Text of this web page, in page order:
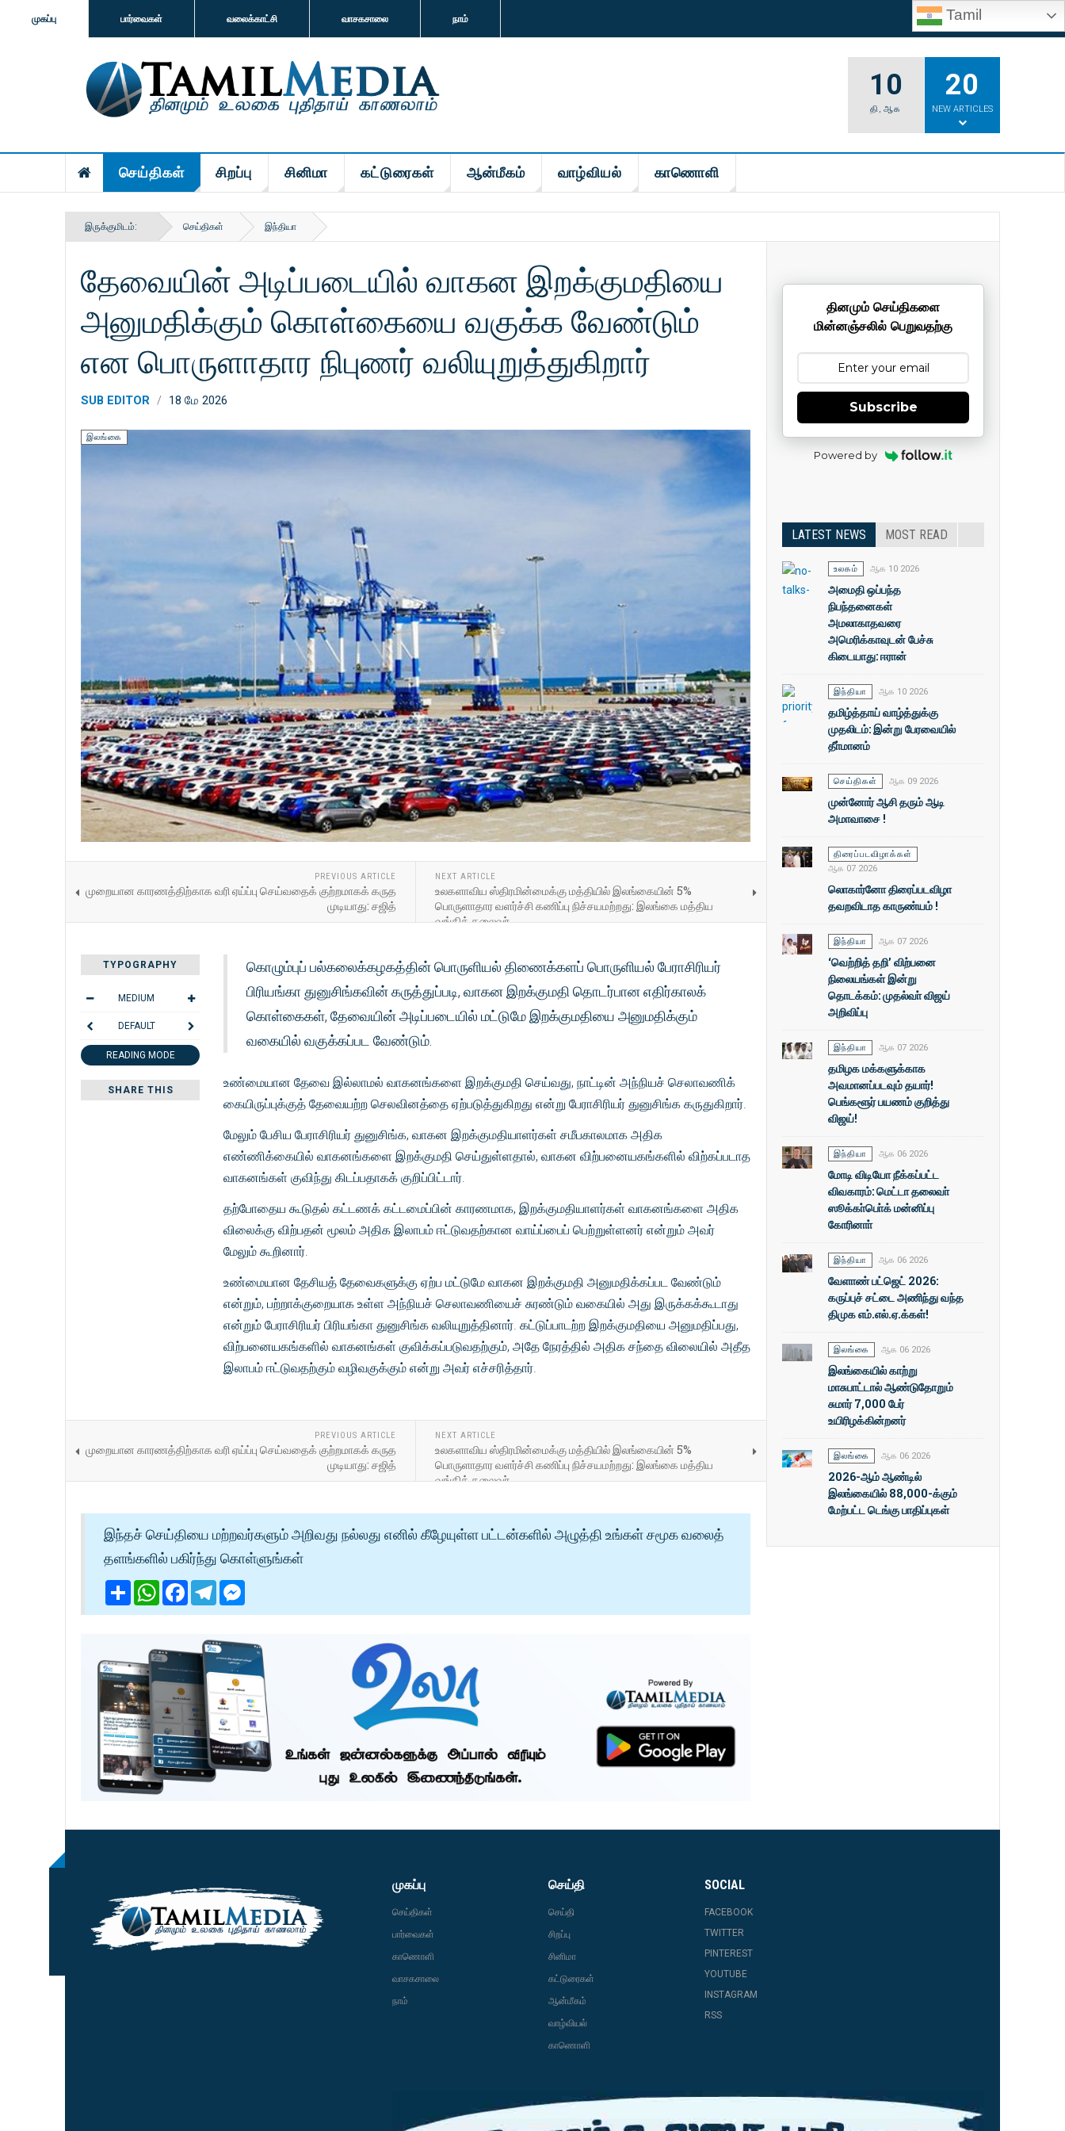
முகப்பு பார்வைகள் வலைக்காட்சி வாசகசாலை நாம் Tamil
10
தி,ஆக
20
NEW ARTICLES
செய்திகள் சிறப்பு சினிமா கட்டுரைகள் ஆன்மீகம் வாழ்வியல் காணொளி
இருக்குமிடம்: செய்திகள் இந்தியா
தேவையின் அடிப்படையில் வாகன இறக்குமதியை
அனுமதிக்கும் கொள்கையை வகுக்க வேண்டும்
என பொருளாதார நிபுணர் வலியுறுத்துகிறார்
SUB EDITOR 18 மே 2026
இலங்கை
PREVIOUS ARTICLE
முறையான காரணத்திற்காக வரி ஏய்ப்பு செய்வதைக் குற்றமாகக் கருத
முடியாது: சஜித்
NEXT ARTICLE
உலகளாவிய ஸ்திரமின்மைக்கு மத்தியில் இலங்கையின் 5%
பொருளாதார வளர்ச்சி கணிப்பு நிச்சயமற்றது: இலங்கை மத்திய
வங்கித் தலைவர்
TYPOGRAPHY
MEDIUM
DEFAULT
READING MODE
SHARE THIS
கொழும்புப் பல்கலைக்கழகத்தின் பொருளியல் திணைக்களப் பொருளியல் பேராசிரியர்
பிரியங்கா துனுசிங்கவின் கருத்துப்படி, வாகன இறக்குமதி தொடர்பான எதிர்காலக்
கொள்கைகள், தேவையின் அடிப்படையில் மட்டுமே இறக்குமதியை அனுமதிக்கும்
வகையில் வகுக்கப்பட வேண்டும்.
உண்மையான தேவை இல்லாமல் வாகனங்களை இறக்குமதி செய்வது, நாட்டின் அந்நியச் செலாவணிக்
கையிருப்புக்குத் தேவையற்ற செலவினத்தை ஏற்படுத்துகிறது என்று பேராசிரியர் துனுசிங்க கருதுகிறார்.
மேலும் பேசிய பேராசிரியர் துனுசிங்க, வாகன இறக்குமதியாளர்கள் சமீபகாலமாக அதிக
எண்ணிக்கையில் வாகனங்களை இறக்குமதி செய்துள்ளதால், வாகன விற்பனையகங்களில் விற்கப்படாத
வாகனங்கள் குவிந்து கிடப்பதாகக் குறிப்பிட்டார்.
தற்போதைய கூடுதல் கட்டணக் கட்டமைப்பின் காரணமாக, இறக்குமதியாளர்கள் வாகனங்களை அதிக
விலைக்கு விற்பதன் மூலம் அதிக இலாபம் ஈட்டுவதற்கான வாய்ப்பைப் பெற்றுள்ளனர் என்றும் அவர்
மேலும் கூறினார்.
உண்மையான தேசியத் தேவைகளுக்கு ஏற்ப மட்டுமே வாகன இறக்குமதி அனுமதிக்கப்பட வேண்டும்
என்றும், பற்றாக்குறையாக உள்ள அந்நியச் செலாவணியைச் சுரண்டும் வகையில் அது இருக்கக்கூடாது
என்றும் பேராசிரியர் பிரியங்கா துனுசிங்க வலியுறுத்தினார். கட்டுப்பாடற்ற இறக்குமதியை அனுமதிப்பது,
விற்பனையகங்களில் வாகனங்கள் குவிக்கப்படுவதற்கும், அதே நேரத்தில் அதிக சந்தை விலையில் அதீத
இலாபம் ஈட்டுவதற்கும் வழிவகுக்கும் என்று அவர் எச்சரித்தார்.
PREVIOUS ARTICLE
முறையான காரணத்திற்காக வரி ஏய்ப்பு செய்வதைக் குற்றமாகக் கருத
முடியாது: சஜித்
NEXT ARTICLE
உலகளாவிய ஸ்திரமின்மைக்கு மத்தியில் இலங்கையின் 5%
பொருளாதார வளர்ச்சி கணிப்பு நிச்சயமற்றது: இலங்கை மத்திய
வங்கித் தலைவர்
இந்தச் செய்தியை மற்றவர்களும் அறிவது நல்லது எனில் கீழேயுள்ள பட்டன்களில் அழுத்தி உங்கள் சமூக வலைத்
தளங்களில் பகிர்ந்து கொள்ளுங்கள்
ShareWhatsApp
Facebook
Telegram
தினமும் செய்திகளை
மின்னஞ்சலில் பெறுவதற்கு
Subscribe
Powered by
LATEST NEWS MOST READ
உலகம் ஆக 10 2026
அமைதி ஒப்பந்த
நிபந்தனைகள்
அமலாகாதவரை
அமெரிக்காவுடன் பேச்சு
கிடையாது: ஈரான்
இந்தியா ஆக 10 2026
தமிழ்த்தாய் வாழ்த்துக்கு
முதலிடம்: இன்று பேரவையில்
தீா்மானம்
செய்திகள் ஆக 09 2026
முன்னோர் ஆசி தரும் ஆடி
அமாவாசை !
திரைப்படவிழாக்கள்
ஆக 07 2026
லொகார்னோ திரைப்படவிழா
தவறவிடாத காருண்யம் !
இந்தியா ஆக 07 2026
‘வெற்றித் தறி’ விற்பனை
நிலையங்கள் இன்று
தொடக்கம்: முதல்வா் விஜய்
அறிவிப்பு
இந்தியா ஆக 07 2026
தமிழக மக்களுக்காக
அவமானப்படவும் தயார்!
பெங்களூர் பயணம் குறித்து
விஜய்!
இந்தியா ஆக 06 2026
மோடி விடியோ நீக்கப்பட்ட
விவகாரம்: மெட்டா தலைவா்
ஸூக்கா்பொ்க் மன்னிப்பு
கோரினாா்
இந்தியா ஆக 06 2026
வேளாண் பட்ஜெட் 2026:
கருப்புச் சட்டை அணிந்து வந்த
திமுக எம்.எல்.ஏ.க்கள்!
இலங்கை ஆக 06 2026
இலங்கையில் காற்று
மாசுபாட்டால் ஆண்டுதோறும்
சுமார் 7,000 பேர்
உயிரிழக்கின்றனர்
இலங்கை ஆக 06 2026
2026-ஆம் ஆண்டில்
இலங்கையில் 88,000-க்கும்
மேற்பட்ட டெங்கு பாதிப்புகள்
முகப்பு
செய்திகள்
பார்வைகள்
காணொளி
வாசகசாலை
நாம்
செய்தி
செய்தி
சிறப்பு
சினிமா
கட்டுரைகள்
ஆன்மீகம்
வாழ்வியல்
காணொளி
SOCIAL
FACEBOOK
TWITTER
PINTEREST
YOUTUBE
INSTAGRAM
RSS